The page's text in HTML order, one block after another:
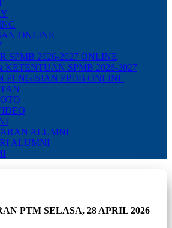
ONLINE
SPMB 2026-2027 ONLINE
KETENTUAN SPMB 2026-2027
PENGISIAN PPDB ONLINE
ALUMNI
ALUMNI
PTM SELASA, 28 APRIL 2026